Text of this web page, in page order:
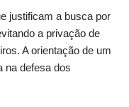
justificam a busca por
a privação de
A orientação de um
na defesa dos